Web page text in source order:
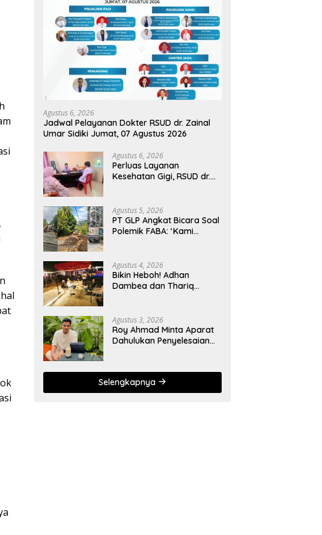
Agustus 6, 2026
Jadwal Pelayanan Dokter RSUD dr. Zainal
Umar Sidiki Jumat, 07 Agustus 2026
Agustus 6, 2026
Perluas Layanan
Kesehatan Gigi, RSUD dr.
Konservasi Gigi
Agustus 5, 2026
PT GLP Angkat Bicara Soal
Polemik FABA: ‘Kami
Agustus 4, 2026
Bikin Heboh! Adhan
Dambea dan Thariq
Agustus 3, 2026
Roy Ahmad Minta Aparat
Dahulukan Penyelesaian
Selengkapnya